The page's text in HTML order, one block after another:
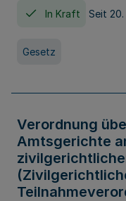
In Kraft Seit
Gesetz
Verordnung
Amtsgerichte